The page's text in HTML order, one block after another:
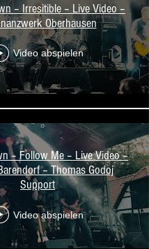
– Irresitible – Live Video –
Oberhausen
Video abspielen
– Follow Me – Live Video –
– Thomas Godoj
Support
Video abspielen